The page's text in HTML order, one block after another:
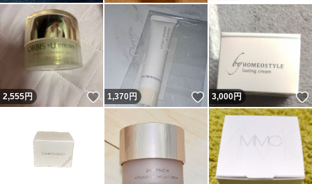
2,555円 いいね！
1,370円 いいね！
3,000円